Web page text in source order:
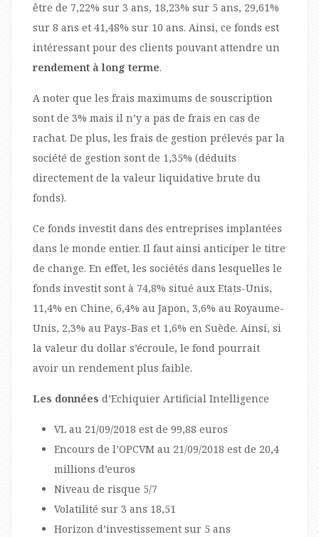
être de 7,22% sur 3 ans, 18,23% sur 5 ans, 29,61%
sur 8 ans et 41,48% sur 10 ans. Ainsi, ce fonds est
intéressant pour des clients pouvant attendre un
rendement à long terme.
A noter que les frais maximums de souscription
sont de 3% mais il n’y a pas de frais en cas de
rachat. De plus, les frais de gestion prélevés par la
société de gestion sont de 1,35% (déduits
directement de la valeur liquidative brute du
fonds).
Ce fonds investit dans des entreprises implantées
dans le monde entier. Il faut ainsi anticiper le titre
de change. En effet, les sociétés dans lesquelles le
fonds investit sont à 74,8% situé aux Etats-Unis,
11,4% en Chine, 6,4% au Japon, 3,6% au Royaume-
Unis, 2,3% au Pays-Bas et 1,6% en Suède. Ainsi, si
la valeur du dollar s’écroule, le fond pourrait
avoir un rendement plus faible.
Les données d’Echiquier Artificial Intelligence
VL au 21/09/2018 est de 99,88 euros
Encours de l’OPCVM au 21/09/2018 est de 20,4
millions d’euros
Niveau de risque 5/7
Volatilité sur 3 ans 18,51
Horizon d’investissement sur 5 ans